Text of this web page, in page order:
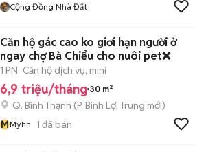
Cộng Đồng Nhà Đất
Căn hộ gác cao ko giơi hạn người ở
ngay chợ Bà Chiểu cho nuôi pet❌
1 PN Căn hộ dịch vụ, mini
6,9 triệu/tháng 30 m²
Q. Bình Thạnh (P. Bình Lợi Trung mới)
MMyhn 1 đã bán